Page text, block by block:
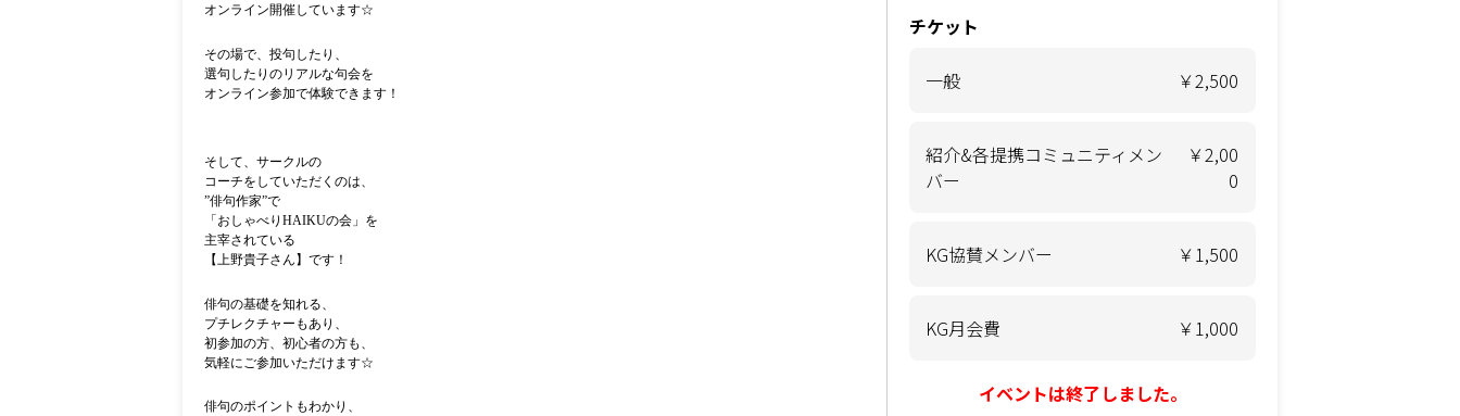
オンライン開催しています☆
その場で、投句したり、
選句したりのリアルな句会を
オンライン参加で体験できます！
そして、サークルの
コーチをしていただくのは、
”俳句作家”で
「おしゃべり HAIKUの会」を
主宰されている
【上野貴子さん】です！
俳句の基礎を知れる、
プチレクチャーもあり、
初参加の方、初心者の方も、
気軽にご参加いただけます☆
俳句のポイントもわかり、
チケット
一般 ￥2,500
紹介&各提携コミュニティメン
バー
￥2,00
0
KG協賛メンバー ￥1,500
KG月会費 ￥1,000
イベントは終了しました。